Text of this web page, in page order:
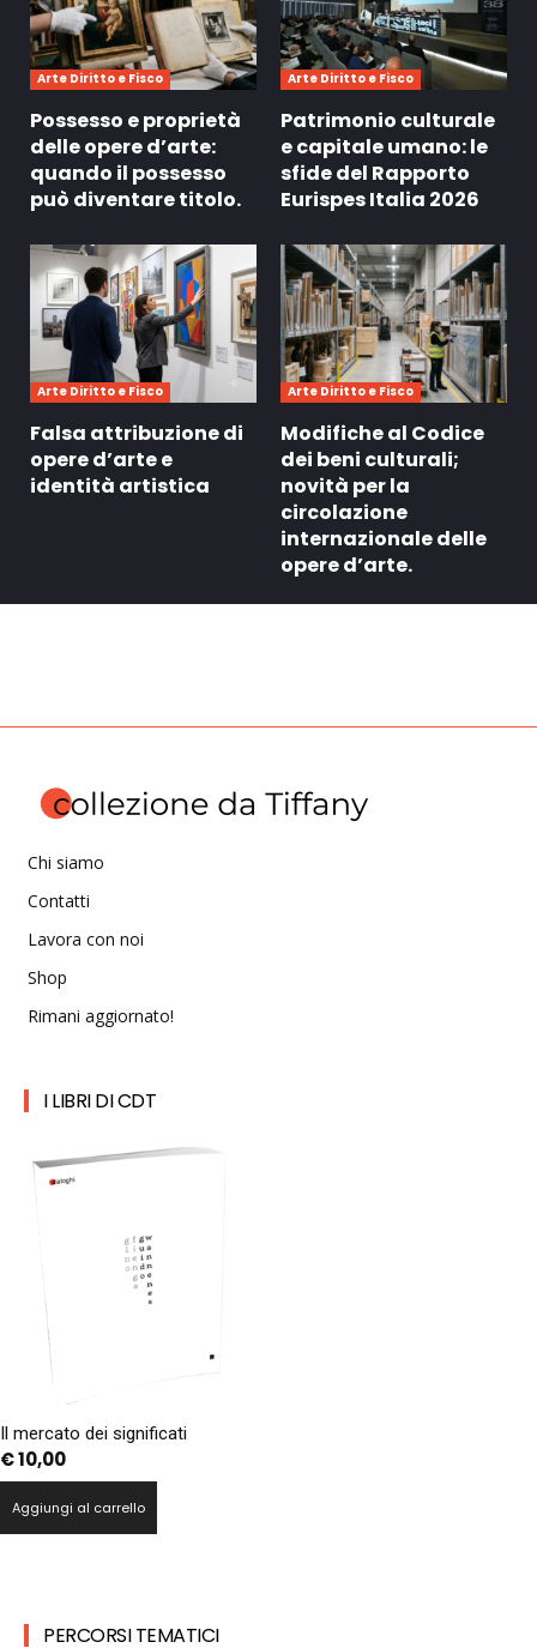
Arte Diritto e Fisco
Possesso e proprietà
delle opere d’arte:
quando il possesso
può diventare titolo.
Arte Diritto e Fisco
Patrimonio culturale
e capitale umano: le
sfide del Rapporto
Eurispes Italia 2026
Arte Diritto e Fisco
Falsa attribuzione di
opere d’arte e
identità artistica
Arte Diritto e Fisco
Modifiche al Codice
dei beni culturali;
novità per la
circolazione
internazionale delle
opere d’arte.
Chi siamo
Contatti
Lavora con noi
Shop
Rimani aggiornato!
I LIBRI DI CDT
Il mercato dei significati
€10,00
Aggiungi al carrello
PERCORSI TEMATICI